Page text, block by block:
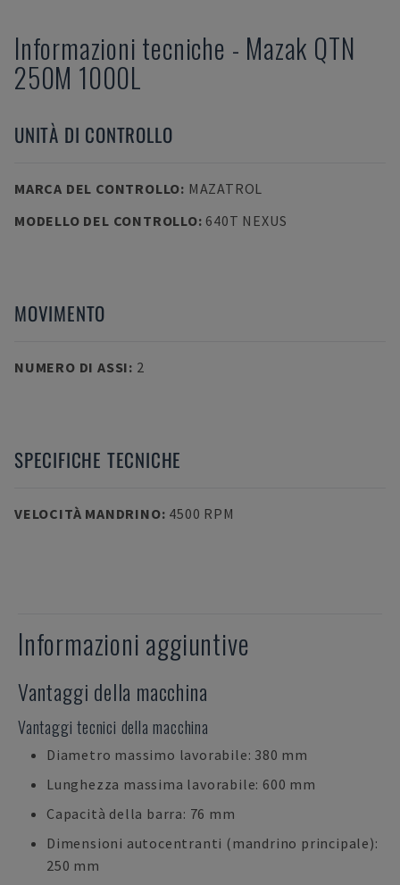
Informazioni tecniche - Mazak QTN
250M 1000L
UNITÀ DI CONTROLLO
MARCA DEL CONTROLLO: MAZATROL
MODELLO DEL CONTROLLO: 640T NEXUS
MOVIMENTO
NUMERO DI ASSI: 2
SPECIFICHE TECNICHE
VELOCITÀ MANDRINO: 4500 RPM
Informazioni aggiuntive
Vantaggi della macchina
Vantaggi tecnici della macchina
Diametro massimo lavorabile: 380 mm
Lunghezza massima lavorabile: 600 mm
Capacità della barra: 76 mm
Dimensioni autocentranti (mandrino principale):
250 mm